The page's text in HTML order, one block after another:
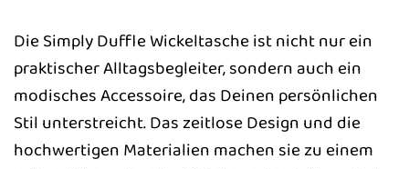
Die Simply Duffle Wickeltasche ist nicht nur ein
praktischer Alltagsbegleiter, sondern auch ein
modisches Accessoire, das Deinen persönlichen
Stil unterstreicht. Das zeitlose Design und die
hochwertigen Materialien machen sie zu einem